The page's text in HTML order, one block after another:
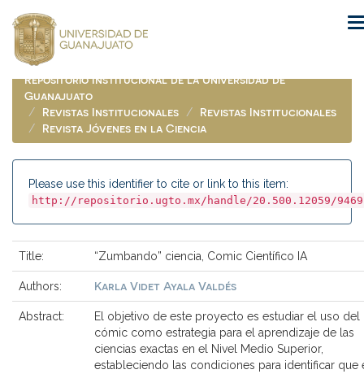
navigation
Repositorio Institucional de la Universidad de
Guanajuato
Revistas Institucionales
Revistas Institucionales
Revista Jóvenes en la Ciencia
Please use this identifier to cite or link to this item:
http://repositorio.ugto.mx/handle/20.500.12059/9469
Title: “Zumbando” ciencia, Comic Científico IA
Authors: Karla Videt Ayala Valdés
Abstract:
El objetivo de este proyecto es estudiar el uso del
cómic como estrategia para el aprendizaje de las
ciencias exactas en el Nivel Medio Superior,
estableciendo las condiciones para identificar que